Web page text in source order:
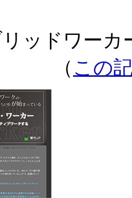
ッドワーカ
（ この